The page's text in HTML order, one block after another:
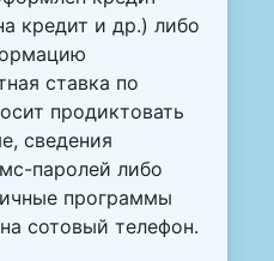
кредит и др.) либо
ставка по
продиктовать
сведения
паролей либо
программы
сотовый телефон.